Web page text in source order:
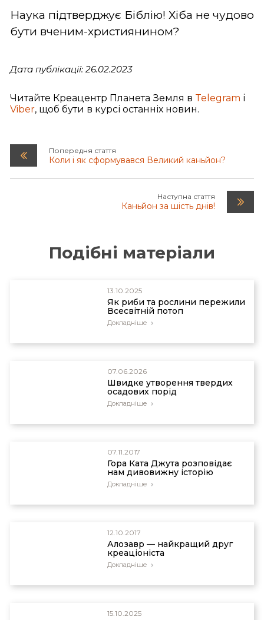
Наука підтверджує Біблію! Хіба не чудово
бути вченим-християнином?
Дата публікації: 26.02.2023
Читайте Креацентр Планета Земля в Telegram і
Viber, щоб бути в курсі останніх новин.
Попередня стаття
Коли і як сформувався Великий каньйон?
Наступна стаття
Каньйон за шість днів!
Подібні матеріали
13.10.2025
Як риби та рослини пережили
Всесвітній потоп
Докладніше
07.06.2026
Швидке утворення твердих
осадових порід
Докладніше
07.11.2017
Гора Ката Джута розповідає
нам дивовижну історію
Докладніше
12.10.2017
Алозавр — найкращий друг
креаціоніста
Докладніше
15.10.2025